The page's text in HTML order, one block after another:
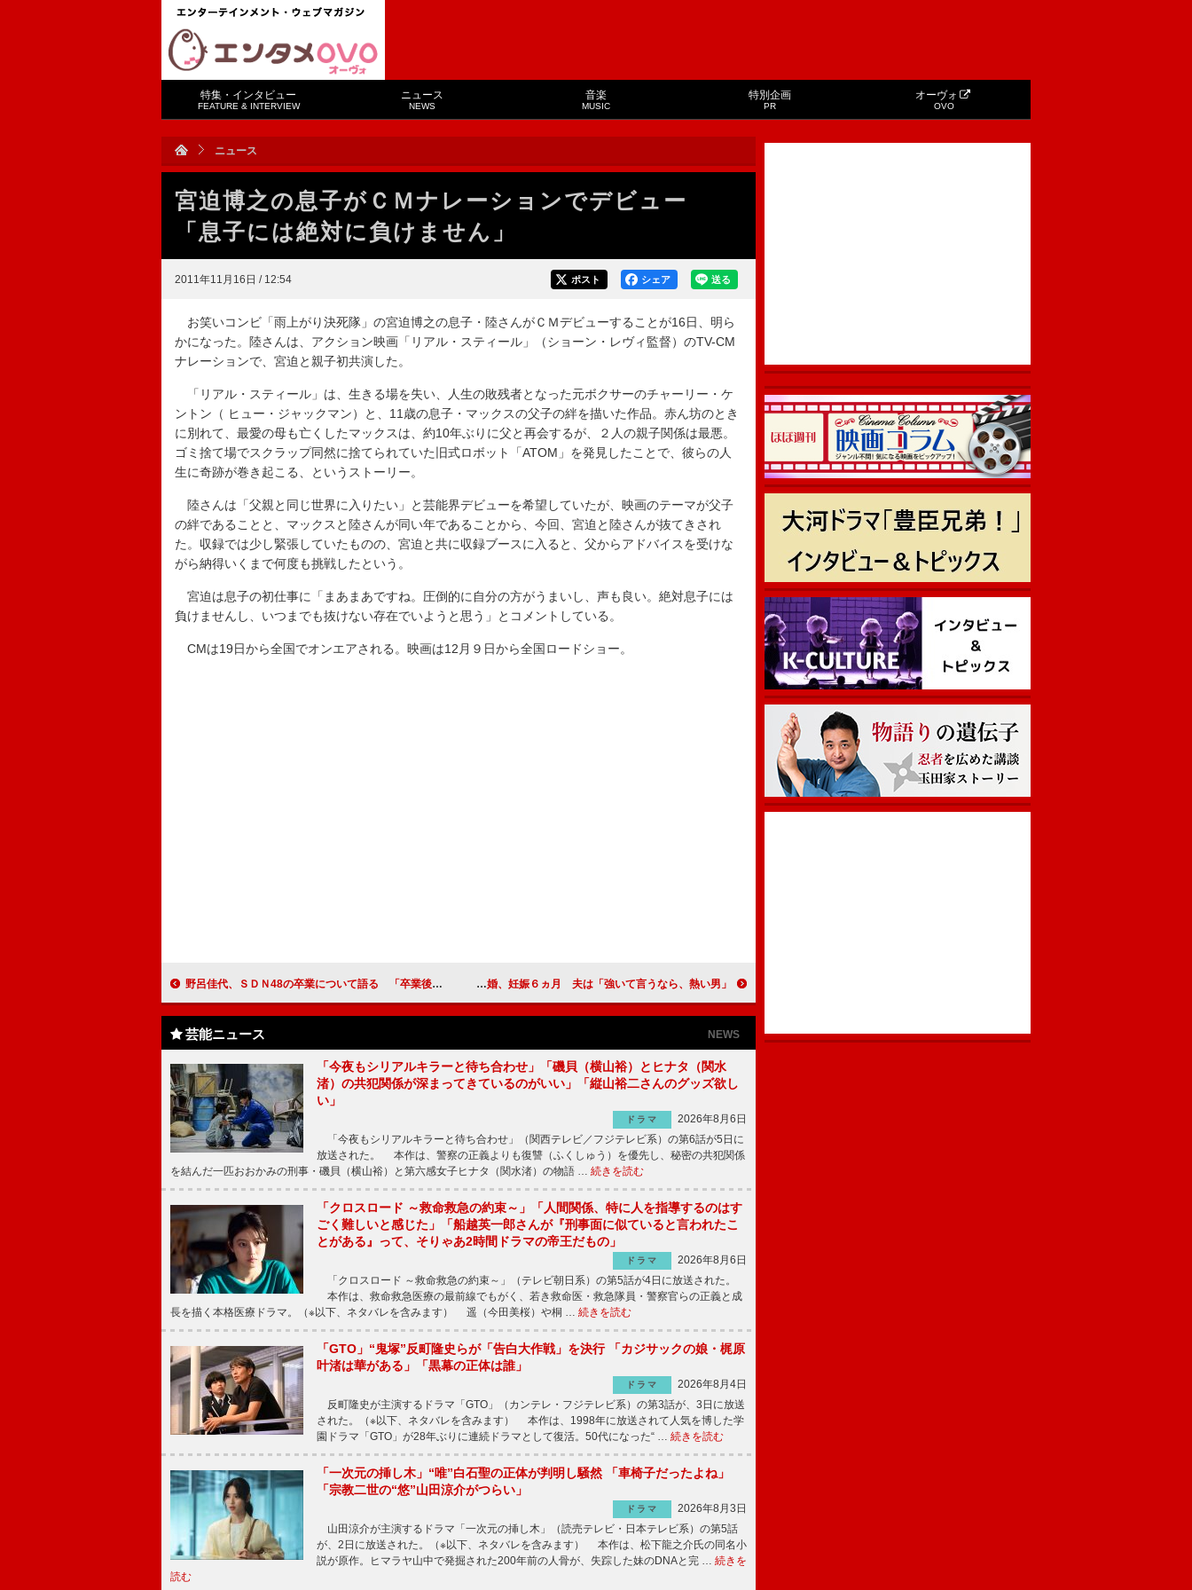
特集・インタビュー
FEATURE & INTERVIEW
ニュース
NEWS
音楽
MUSIC
特別企画
PR
オーヴォ
OVO
ニュース
宮迫博之の息子がＣＭナレーションでデビュー
「息子には絶対に負けません」
2011年11月16日 / 12:54 送る
シェア
ポスト
お笑いコンビ「雨上がり決死隊」の宮迫博之の息子・陸さんがＣＭデビューすることが16日、明ら
かになった。陸さんは、アクション映画「リアル・スティール」（ショーン・レヴィ監督）のTV-CM
ナレーションで、宮迫と親子初共演した。
「リアル・スティール」は、生きる場を失い、人生の敗残者となった元ボクサーのチャーリー・ケ
ントン（ ヒュー・ジャックマン）と、11歳の息子・マックスの父子の絆を描いた作品。赤ん坊のとき
に別れて、最愛の母も亡くしたマックスは、約10年ぶりに父と再会するが、２人の親子関係は最悪。
ゴミ捨て場でスクラップ同然に捨てられていた旧式ロボット「ATOM」を発見したことで、彼らの人
生に奇跡が巻き起こる、というストーリー。
陸さんは「父親と同じ世界に入りたい」と芸能界デビューを希望していたが、映画のテーマが父子
の絆であることと、マックスと陸さんが同い年であることから、今回、宮迫と陸さんが抜てきされ
た。収録では少し緊張していたものの、宮迫と共に収録ブースに入ると、父からアドバイスを受けな
がら納得いくまで何度も挑戦したという。
宮迫は息子の初仕事に「まあまあですね。圧倒的に自分の方がうまいし、声も良い。絶対息子には
負けませんし、いつまでも抜けない存在でいようと思う」とコメントしている。
CMは19日から全国でオンエアされる。映画は12月９日から全国ロードショー。
野呂佳代、ＳＤＮ48の卒業について語る 「卒業後も応援してもらえるように頑張りたい」 伊藤裕子が結婚、妊娠６ヵ月 夫は「強いて言うなら、熱い男」
芸能ニュース NEWS
「今夜もシリアルキラーと待ち合わせ」「磯貝（横山裕）とヒナタ（関水
渚）の共犯関係が深まってきているのがいい」「縦山裕二さんのグッズ欲し
い」
ドラマ
2026年8月6日
「今夜もシリアルキラーと待ち合わせ」（関西テレビ／フジテレビ系）の第6話が5日に
放送された。 本作は、警察の正義よりも復讐（ふくしゅう）を優先し、秘密の共犯関係
を結んだ一匹おおかみの刑事・磯貝（横山裕）と第六感女子ヒナタ（関水渚）の物語 … 続きを読む
「クロスロード ～救命救急の約束～」「人間関係、特に人を指導するのはす
ごく難しいと感じた」「船越英一郎さんが『刑事面に似ていると言われたこ
とがある』って、そりゃあ2時間ドラマの帝王だもの」
ドラマ
2026年8月6日
「クロスロード ～救命救急の約束～」（テレビ朝日系）の第5話が4日に放送された。
本作は、救命救急医療の最前線でもがく、若き救命医・救急隊員・警察官らの正義と成
長を描く本格医療ドラマ。（※以下、ネタバレを含みます） 遥（今田美桜）や桐 … 続きを読む
「GTO」“鬼塚”反町隆史らが「告白大作戦」を決行 「カジサックの娘・梶原
叶渚は華がある」「黒幕の正体は誰」
ドラマ
2026年8月4日
反町隆史が主演するドラマ「GTO」（カンテレ・フジテレビ系）の第3話が、3日に放送
された。（※以下、ネタバレを含みます） 本作は、1998年に放送されて人気を博した学
園ドラマ「GTO」が28年ぶりに連続ドラマとして復活。50代になった“ … 続きを読む
「一次元の挿し木」“唯”白石聖の正体が判明し騒然 「車椅子だったよね」
「宗教二世の“悠”山田涼介がつらい」
ドラマ
2026年8月3日
山田涼介が主演するドラマ「一次元の挿し木」（読売テレビ・日本テレビ系）の第5話
が、2日に放送された。（※以下、ネタバレを含みます） 本作は、松下龍之介氏の同名小
説が原作。ヒマラヤ山中で発掘された200年前の人骨が、失踪した妹のDNAと完 … 続きを
読む